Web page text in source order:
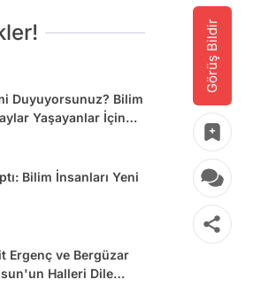
Görüş Bildir
Duyuyorsunuz? Bilim
Yaşayanlar İçin
Bilim İnsanları Yeni
Ergenç ve Bergüzar
Halleri Dile